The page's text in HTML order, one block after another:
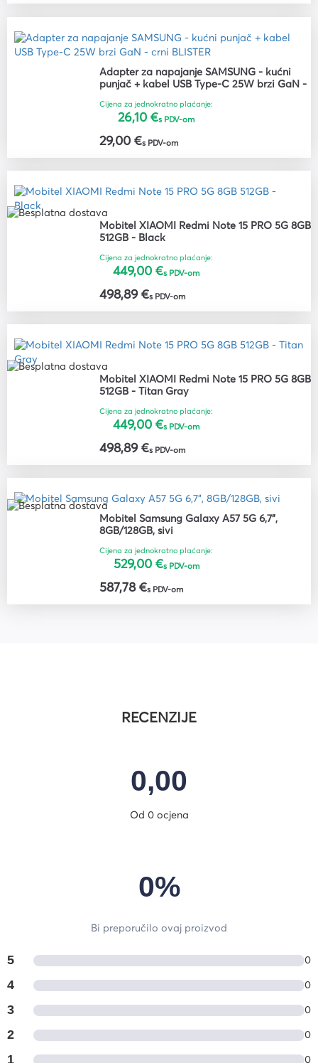
Adapter za napajanje SAMSUNG - kućni
punjač + kabel USB Type-C 25W brzi GaN -
Cijena za jednokratno plaćanje:
26,10 €s PDV-om
29,00 €s PDV-om
Mobitel XIAOMI Redmi Note 15 PRO 5G 8GB
512GB - Black
Cijena za jednokratno plaćanje:
449,00 €s PDV-om
498,89 €s PDV-om
Mobitel XIAOMI Redmi Note 15 PRO 5G 8GB
512GB - Titan Gray
Cijena za jednokratno plaćanje:
449,00 €s PDV-om
498,89 €s PDV-om
Mobitel Samsung Galaxy A57 5G 6,7",
8GB/128GB, sivi
Cijena za jednokratno plaćanje:
529,00 €s PDV-om
587,78 €s PDV-om
RECENZIJE
5 0
4 0
3 0
2 0
1 0
0,00
Od 0 ocjena
0%
Bi preporučilo ovaj proizvod